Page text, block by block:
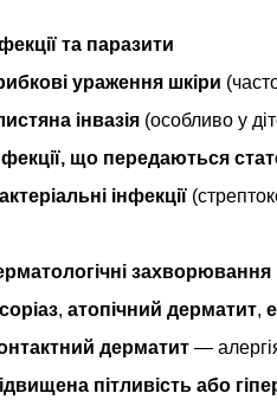
та паразити
ураження шкіри
інвазія (особливо у
що передаються
інфекції
захворювання
, атопічний дерматит,
дерматит —
пітливість або